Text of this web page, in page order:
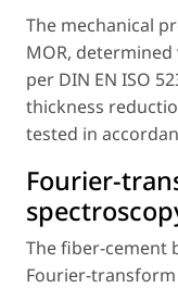
The mechanical
MOR,
per DIN EN ISO
thickness
tested in
Fourier-
The fiber-cement
Fourier-transform